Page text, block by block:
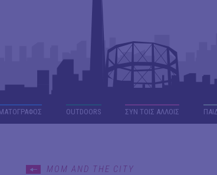
OUTDΟORS ΣΥΝ ΤΟΙΣ ΑΛΛΟΙΣ
MOM AND THE CITY